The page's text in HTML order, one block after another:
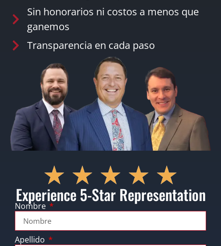
Sin honorarios ni costos a menos que
ganemos
Transparencia en cada paso
Experience 5-Star Representation
Nombre
Apellido